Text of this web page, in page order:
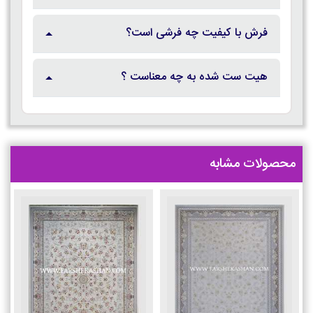
فرش با کیفیت چه فرشی است؟
هیت ست شده به چه معناست ؟
محصولات مشابه